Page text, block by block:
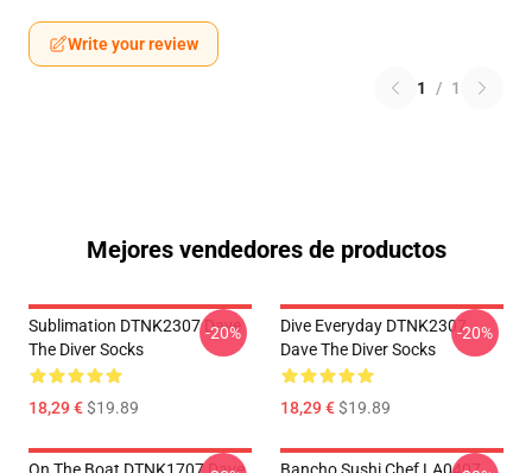
Write your review
1 / 1
Mejores vendedores de productos
Sublimation DTNK2307 Dave
The Diver Socks
18,29 €$19.89
-20%
Dive Everyday DTNK2307
Dave The Diver Socks
18,29 €$19.89
-20%